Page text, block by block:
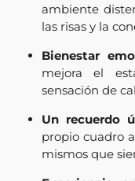
ambiente
las risas y la
Bienestar
mejora el
sensación de
Un recuerdo
propio cuadro
mismos que